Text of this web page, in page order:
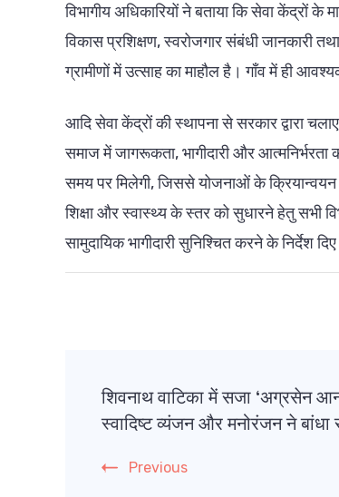
विभागीय अधिकारियों ने बताया कि सेवा केंद्रों के
विकास प्रशिक्षण, स्वरोजगार संबंधी जानकारी
ग्रामीणों में उत्साह का माहौल है। गाँव में ही
आदि सेवा केंद्रों की स्थापना से सरकार द्वारा
समाज में जागरूकता, भागीदारी और
समय पर मिलेगी, जिससे योजनाओं के
शिक्षा और स्वास्थ्य के स्तर को सुधारने हेतु सभी
सामुदायिक भागीदारी सुनिश्चित करने के निर्देश
Navigation
शिवनाथ वाटिका में सजा ‘अग्रसेन
स्वादिष्ट व्यंजन और मनोरंजन ने बांधा
Previous